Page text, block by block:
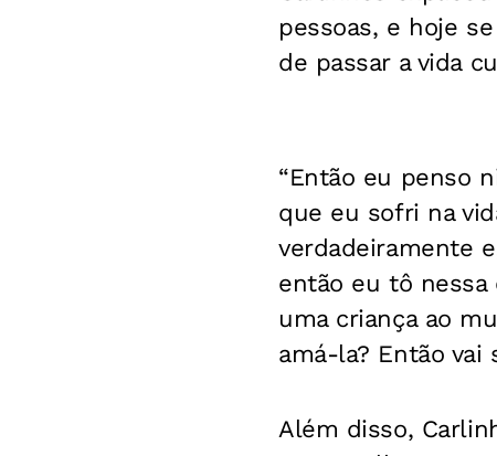
pessoas, e hoje
de passar a vida
“Então eu penso
que eu sofri na
verdadeiramente
então eu tô nessa
uma criança ao
amá-la? Então vai
Além disso,